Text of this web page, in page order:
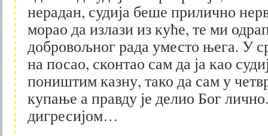
нерадан, судија беше прилично
морао да излази из куће, те ми
добровољног рада уместо њега. У
на посао, сконтао сам да ја као
поништим казну, тако да сам у
купање а правду је делио Бог
дигресијом…